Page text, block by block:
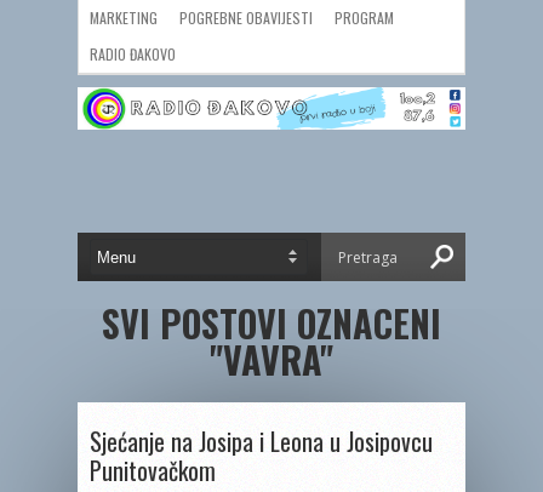
MARKETING POGREBNE OBAVIJESTI
PROGRAM
RADIO ĐAKOVO
SVI POSTOVI OZNACENI
"VAVRA"
Sjećanje na Josipa i Leona u Josipovcu
Punitovačkom